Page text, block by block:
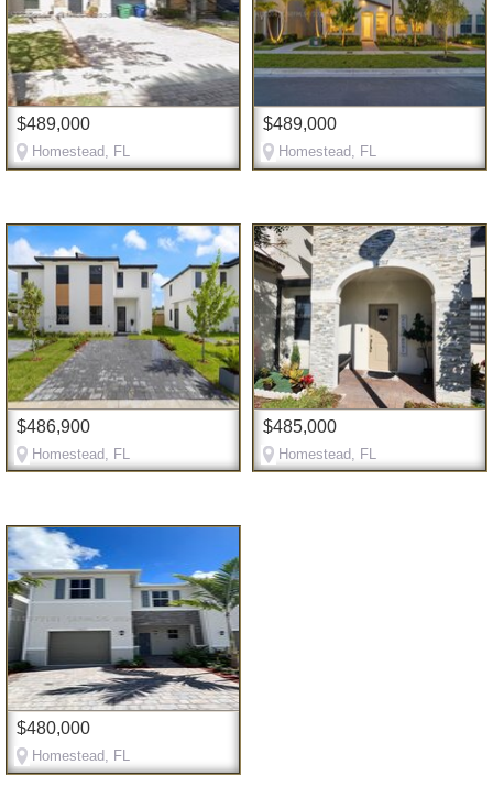
$489,000
Homestead, FL
$489,000
Homestead, FL
$486,900
Homestead, FL
$485,000
Homestead, FL
$480,000
Homestead, FL